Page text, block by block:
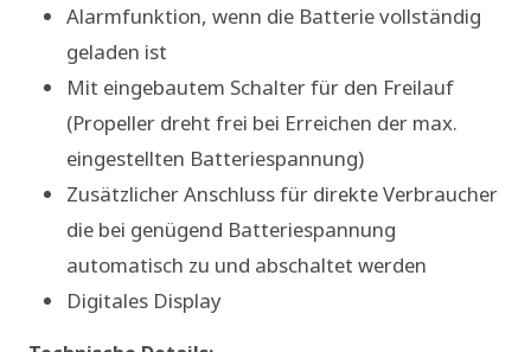
Alarmfunktion, wenn die Batterie vollständig
geladen ist
Mit eingebautem Schalter für den Freilauf
(Propeller dreht frei bei Erreichen der max.
eingestellten Batteriespannung)
Zusätzlicher Anschluss für direkte Verbraucher
die bei genügend Batteriespannung
automatisch zu und abschaltet werden
Digitales Display